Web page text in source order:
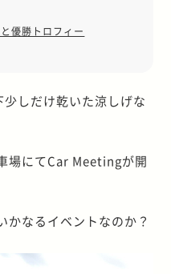
優勝トロフィー
しだけ乾いた涼しげな
場にてCar Meetingが開
かなるイベントなのか？